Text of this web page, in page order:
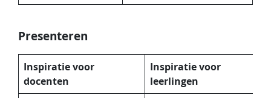
Presenteren
Inspiratie voor
docenten
Inspiratie voor
leerlingen